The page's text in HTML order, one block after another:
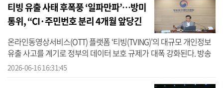
티빙 유출 사태 후폭풍 ‘일파만파’…방미
통위, “CI·주민번호 분리 4개월 앞당긴
다”
온라인동영상서비스(OTT) 플랫폼 ‘티빙(TVING)’의 대규모 개인정보
유출 사고를 계기로 정부의 데이터 보호 규제가 대폭 강화된다. 방송
미디어통신위원회(방미통위)가 연계정보(CI)와 주민등록번호의 분리
2026-06-16 16:31:45